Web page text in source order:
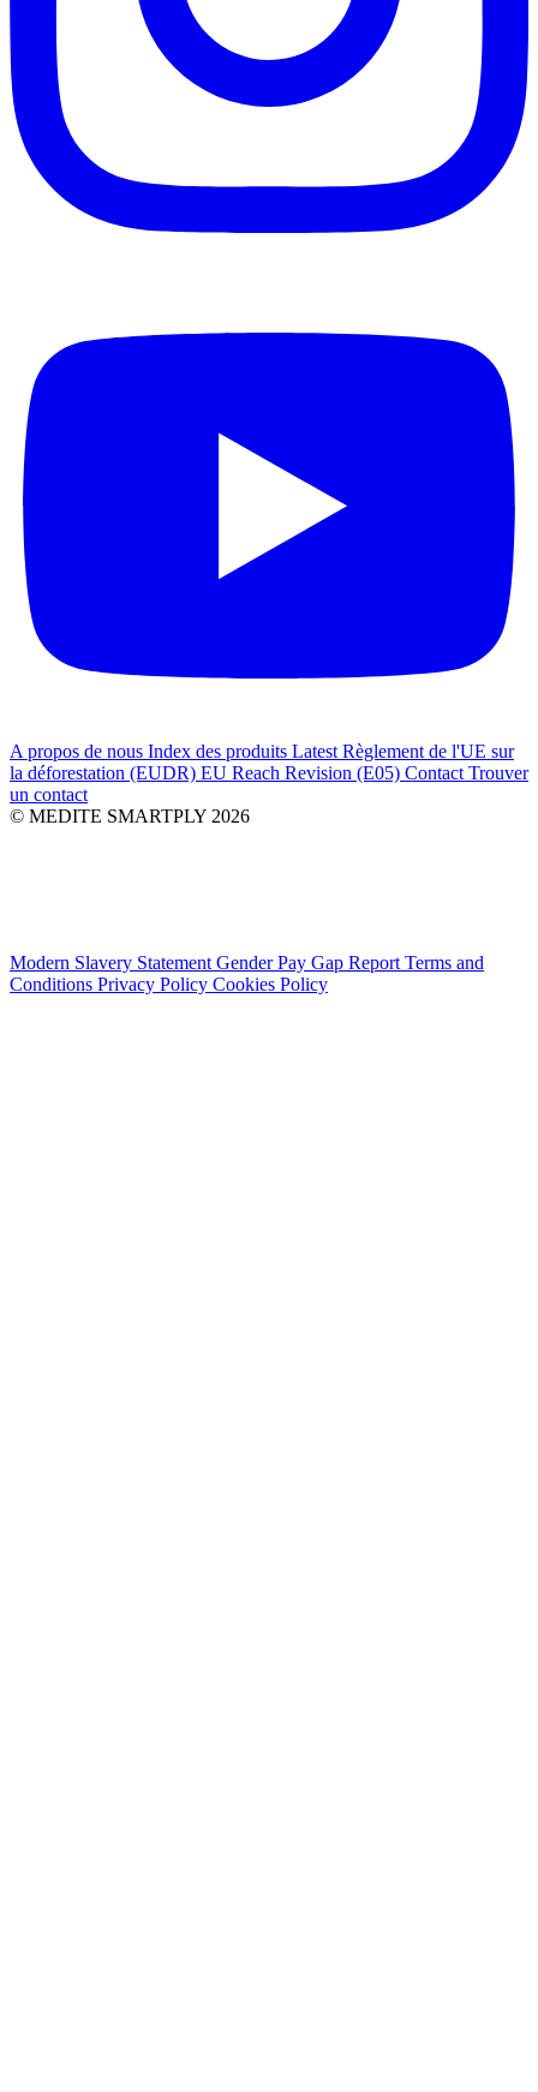
A propos de nous Index des produits Latest Règlement de l'UE sur
la déforestation (EUDR) EU Reach Revision (E05) Contact Trouver
un contact
© MEDITE SMARTPLY 2026
Modern Slavery Statement Gender Pay Gap Report Terms and
Conditions Privacy Policy Cookies Policy